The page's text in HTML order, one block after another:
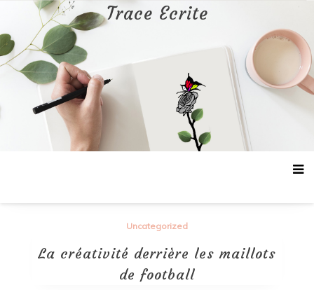
contenu
Trace Ecrite
Uncategorized
La créativité derrière les maillots
de football